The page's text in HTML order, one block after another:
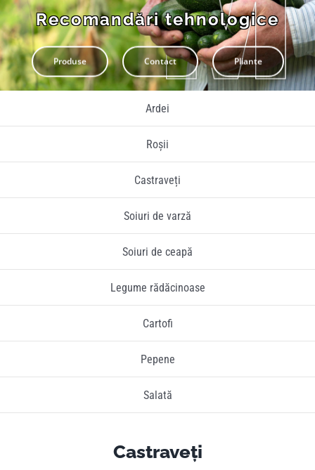
Culturi
Pliante
Recomandări tehnologice
Produse Contact Pliante
Ardei
Roșii
Castraveți
Soiuri de varză
Soiuri de ceapă
Legume rădăcinoase
Cartofi
Pepene
Salată
Castraveți